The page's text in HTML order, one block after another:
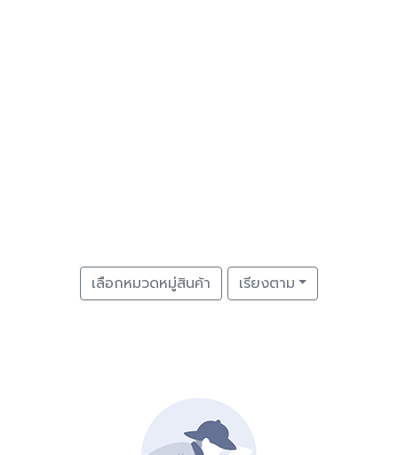
เลือกหมวดหมู่สินค้า เรียงตาม